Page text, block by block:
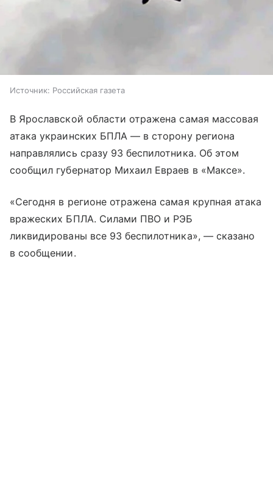
Источник: Российская газета
В Ярославской области отражена самая массовая
атака украинских БПЛА — в сторону региона
направлялись сразу 93 беспилотника. Об этом
сообщил губернатор Михаил Евраев в «Максе».
«Сегодня в регионе отражена самая крупная атака
вражеских БПЛА. Силами ПВО и РЭБ
ликвидированы все 93 беспилотника», — сказано
в сообщении.